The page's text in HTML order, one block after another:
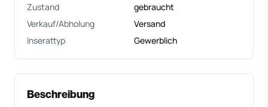
Zustand
gebraucht
Verkauf/Abholung
Versand
Inserattyp
Gewerblich
Beschreibung